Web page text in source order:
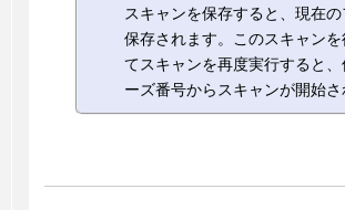
スキャンを保存すると、現在
保存されます。このスキャン
てスキャンを再度実行すると
ーズ番号からスキャンが開始さ